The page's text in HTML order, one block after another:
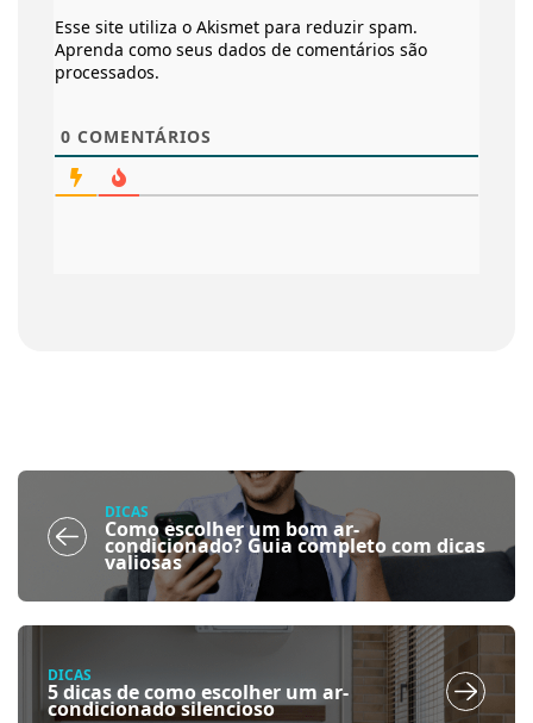
Esse site utiliza o Akismet para reduzir spam.
Aprenda como seus dados de comentários são
processados.
0 COMENTÁRIOS
DICAS
Como escolher um bom ar-
condicionado? Guia completo com dicas
valiosas
DICAS
5 dicas de como escolher um ar-
condicionado silencioso